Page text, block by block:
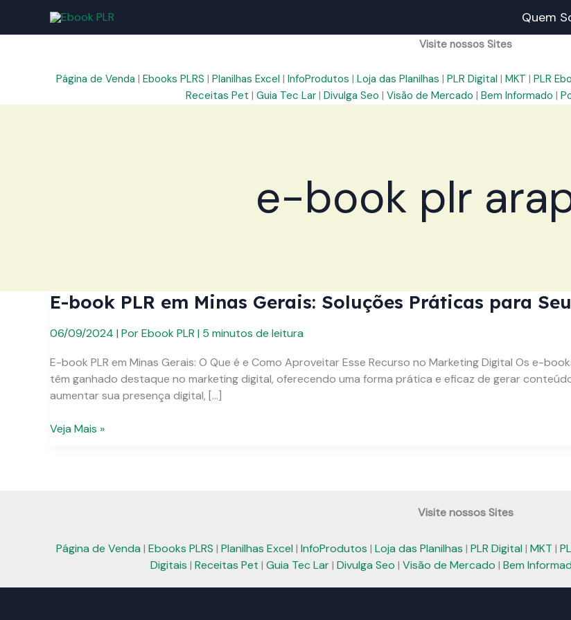
Quem
Visite nossos Sites
Página de Venda | Ebooks PLRS | Planilhas Excel | InfoProdutos | Loja das Planilhas | PLR Digital | MKT | PLR
Receitas Pet | Guia Tec Lar | Divulga Seo | Visão de Mercado | Bem Informado |
e-book plr
E-book PLR em Minas Gerais: Soluções Práticas para
06/09/2024 | PorEbook PLR | 5 minutos de leitura
E-book PLR em Minas Gerais: O Que é e Como Aproveitar Esse Recurso no Marketing Digital Os e-
têm ganhado destaque no marketing digital, oferecendo uma forma prática e eficaz de gerar
aumentar sua presença digital, […]
E-
Práticas
Veja Mais »
Visite nossos Sites
Página de Venda | Ebooks PLRS | Planilhas Excel | InfoProdutos | Loja das Planilhas | PLR Digital | MKT |
Digitais | Receitas Pet | Guia Tec Lar| Divulga Seo | Visão de Mercado | Bem